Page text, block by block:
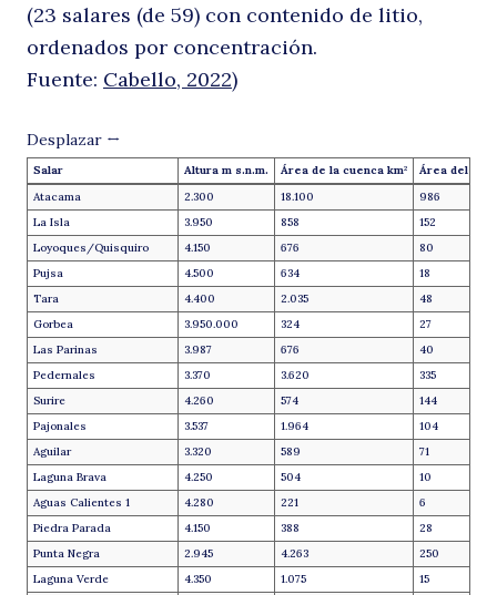
(23 salares (de 59) con contenido de litio,
ordenados por concentración.
Fuente: Cabello, 2022)
Desplazar ↔
Salar Altura m s.n.m. Área de la cuenca km2
Área del
Atacama
2.300 18.100
986
La Isla
3.950 858
152
Loyoques/Quisquiro
4.150 676
80
Pujsa
4.500 634
18
Tara
4.400 2.035
48
Gorbea
3.950.000 324
27
Las Parinas
3.987 676
40
Pedernales
3.370 3.620
335
Surire
4.260 574
144
Pajonales
3.537 1.964
104
Aguilar
3.320 589
71
Laguna Brava
4.250 504
10
Aguas Calientes 1
4.280 221
6
Piedra Parada
4.150 388
28
Punta Negra
2.945 4.263
250
Laguna Verde
4.350 1.075
15